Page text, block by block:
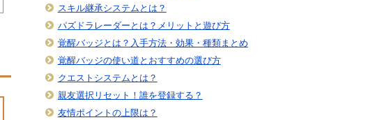
スキル継承システムとは？
パズドラレーダーとは？メリットと遊び方
覚醒バッジとは？入手方法・効果・種類まとめ
覚醒バッジの使い道とおすすめの選び方
クエストシステムとは？
親友選択リセット！誰を登録する？
友情ポイントの上限は？